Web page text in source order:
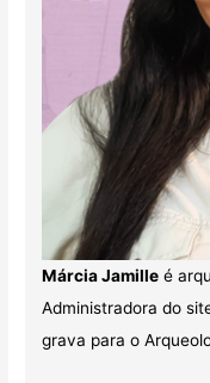
Márcia Jamilleé
Administradora do
grava para o